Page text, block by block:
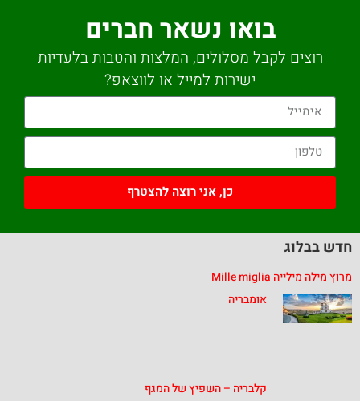
בואו נשאר חברים
רוצים לקבל מסלולים, המלצות והטבות בלעדיות
ישירות למייל או לווצאפ?
כן, אני רוצה להצטרף
חדש בבלוג
מרוץ מילה מילייה Mille miglia
אומבריה
קלבריה – השפיץ של המגף